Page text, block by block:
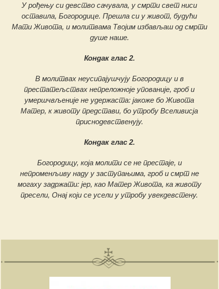
У рођењу си девство сачувала, у смрти свет ниси
оставила, Богородице. Прешла си у живот, будући
Мати Живота, и молитвама Твојим избављаш од смрти
душе наше.
Кондак глас 2.
В молитвах неусипајушчују Богородицу и в
престатељствах непреложноје упованије, гроб и
умершчвљеније не удержаста: јакоже бо Живота
Матер, к животу представи, бо утробу Вселивисја
приснодевственују.
Кондак глас 2.
Богородицу, која молити се не престаје, и
непроменљиву наду у заступањима, гроб и смрт не
могаху задржати: јер, као Матер Живота, ка животу
пресели, Онај који се усели у утробу увекдевстену.